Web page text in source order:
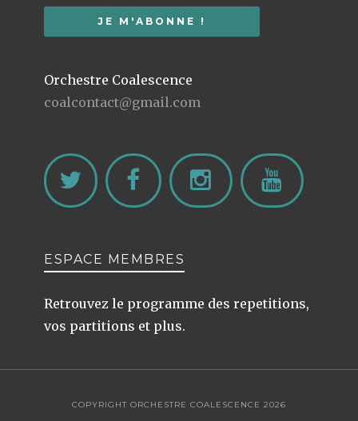
Orchestre Coalescence
coalcontact@gmail.com
ESPACE MEMBRES
Retrouvez le programme des repetitions,
vos partitions et plus.
COPYRIGHT ORCHESTRE COALESCENCE 2026